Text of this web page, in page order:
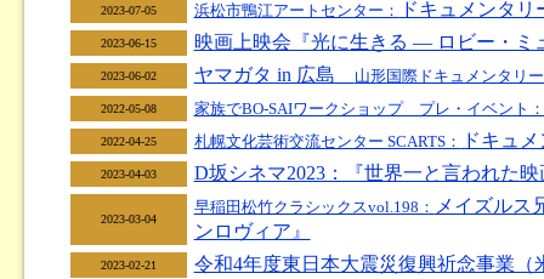
2023-07-05 浜松市鴨江アートセンター： ドキュメンタ
2023-06-15 映画上映会『光に生きる ― ロビー・ミ
2023-06-02 ヤマガタ in 広島 山形国際ドキュメンタリ
2022-05-08 家族でBO-SAIワークショップ プレ・イベント：
2022-04-25 札幌文化芸術交流センター SCARTS： ドキュ
2023-04-03 D坂シネマ2023：『世界一と言われた
2023-03-04
早稲田松竹クラシックスvol.198： メイズルス
ンロヴィア』
2023-02-21 令和4年度東日本大震災復興祈念事業（